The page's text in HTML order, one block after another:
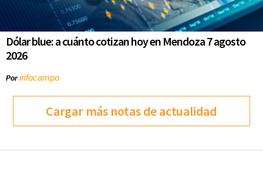
Dólar blue: a cuánto cotizan hoy en Mendoza 7 agosto
2026
Porinfocampo
Cargar más notas de actualidad